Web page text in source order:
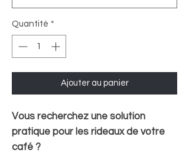
Quantité *
Ajouter au panier
Vous recherchez une solution
pratique pour les rideaux de votre
café ?